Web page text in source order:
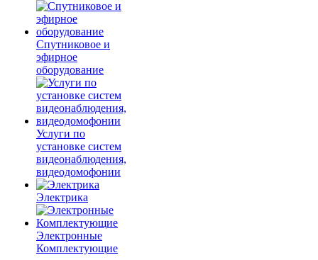
Спутниковое и
эфирное
оборудование
Услуги по
установке систем
видеонаблюдения,
видеодомофонии
Электрика
Электронные
Комплектующие